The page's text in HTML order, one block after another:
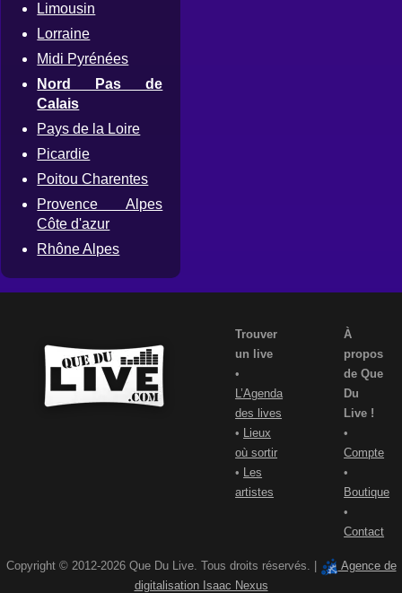
Limousin
Lorraine
Midi Pyrénées
Nord Pas de
Calais
Pays de la Loire
Picardie
Poitou Charentes
Provence Alpes
Côte d'azur
Rhône Alpes
Trouver
un live
•
L’Agenda
des lives
•
Lieux
où sortir
•
Les
artistes
À
propos
de Que
Du
Live !
•
Compte
•
Boutique
•
Contact
Copyright © 2012-2026 Que Du Live. Tous droits réservés. |
Agence de
digitalisation Isaac Nexus